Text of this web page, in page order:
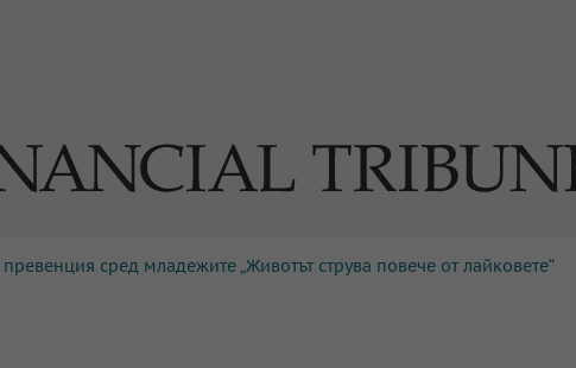
За нас Реклама Контакти
сред младежите „Животът струва повече от лайковете“